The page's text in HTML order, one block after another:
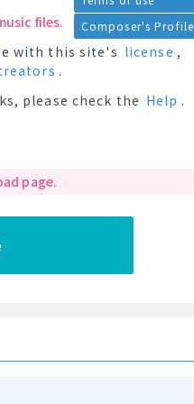
Composer's Profile
files.
with this site's license ,
.
please check the Help .
page.